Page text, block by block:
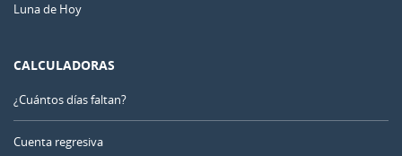
Luna de Hoy
CALCULADORAS
¿Cuántos días faltan?
Cuenta regresiva